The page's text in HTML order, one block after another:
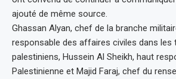
ajouté de même source.
Ghassan Alyan, chef de la branche
responsable des affaires civiles dans les
palestiniens, Hussein Al Sheikh, haut
Palestinienne et Majid Faraj, chef du